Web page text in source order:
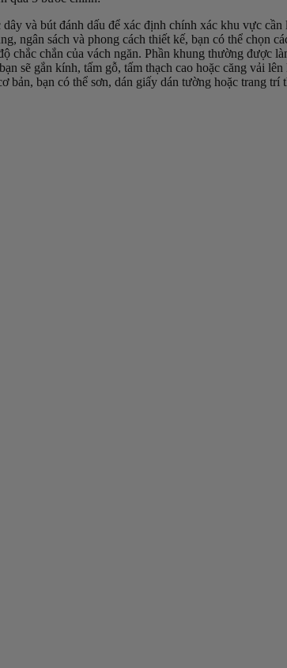
và bút đánh dấu để xác định chính xác khu vực
ngân sách và phong cách thiết kế, bạn có thể chọn
chắc chắn của vách ngăn. Phần khung thường được
sẽ gắn kính, tấm gỗ, tấm thạch cao hoặc căng vải
bản, bạn có thể sơn, dán giấy dán tường hoặc trang trí